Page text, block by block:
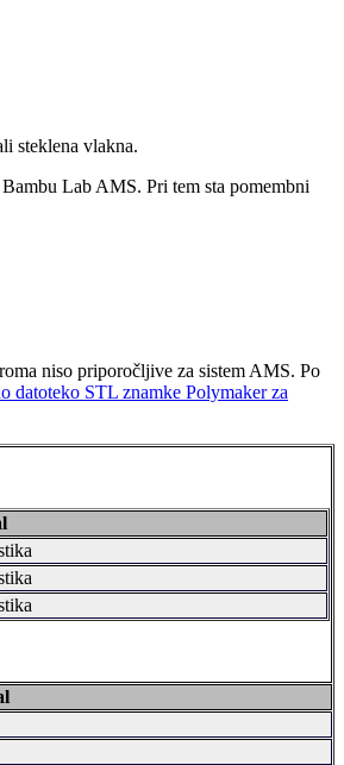
steklena vlakna.
Lab AMS. Pri tem sta pomembni
niso priporočljive za sistem AMS. Po
datoteko STL znamke Polymaker za